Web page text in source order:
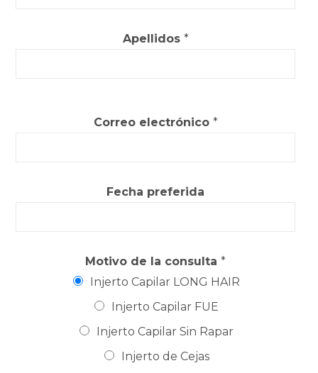
Apellidos *
Correo electrónico *
Fecha preferida
Motivo de la consulta *
Injerto Capilar LONG HAIR
Injerto Capilar FUE
Injerto Capilar Sin Rapar
Injerto de Cejas